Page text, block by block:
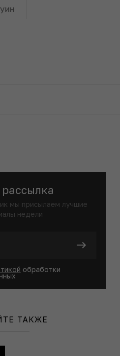
мы присылаем лучшие
недели
обработки
ТАКЖЕ